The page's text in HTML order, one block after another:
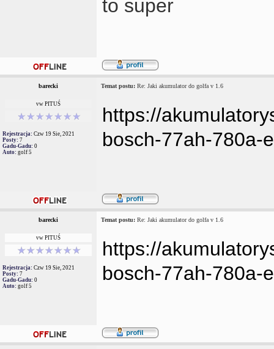
to super
barecki Temat postu: Re: Jaki akumulator do golfa v 1.6
vw PITUŚ
Rejestracja: Czw 19 Sie, 2021
Posty: 7
Gadu-Gadu: 0
Auto: golf 5
https://
bosch-77ah-780a-
barecki Temat postu: Re: Jaki akumulator do golfa v 1.6
vw PITUŚ
Rejestracja: Czw 19 Sie, 2021
Posty: 7
Gadu-Gadu: 0
Auto: golf 5
https://
bosch-77ah-780a-